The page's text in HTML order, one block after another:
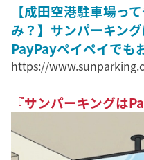
【成田空港駐車場っ
み？】サンパーキング
PayPayペイペイでも
https://
『サンパーキングは